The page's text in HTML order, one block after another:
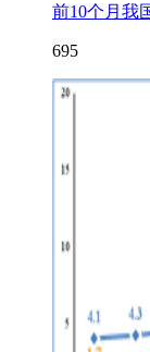
前10个月我
695